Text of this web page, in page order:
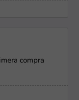
compra